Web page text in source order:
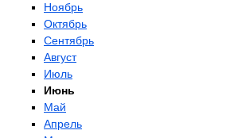
Ноябрь
Октябрь
Сентябрь
Август
Июль
Июнь
Май
Апрель